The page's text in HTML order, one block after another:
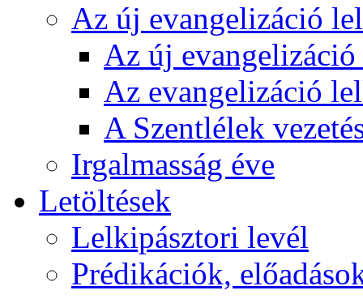
Az új evangelizáció
Az új
Az evangelizáció
A Szentlélek
Irgalmasság éve
Letöltések
Lelkipásztori levél
Prédikációk,